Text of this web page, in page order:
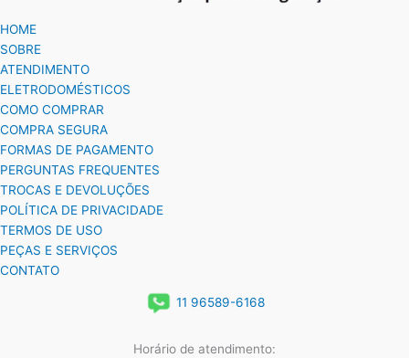
HOME
SOBRE
ATENDIMENTO
ELETRODOMÉSTICOS
COMO COMPRAR
COMPRA SEGURA
FORMAS DE PAGAMENTO
PERGUNTAS FREQUENTES
TROCAS E DEVOLUÇÕES
POLÍTICA DE PRIVACIDADE
TERMOS DE USO
PEÇAS E SERVIÇOS
CONTATO
11 96589-6168
Horário de atendimento: